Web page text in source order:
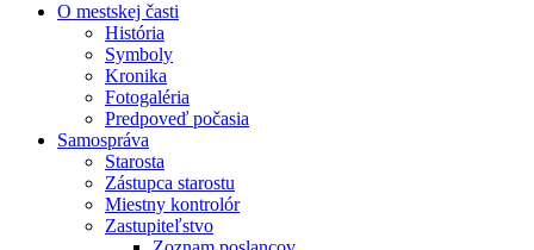
O mestskej časti
História
Symboly
Kronika
Fotogaléria
Predpoveď počasia
Samospráva
Starosta
Zástupca starostu
Miestny kontrolór
Zastupiteľstvo